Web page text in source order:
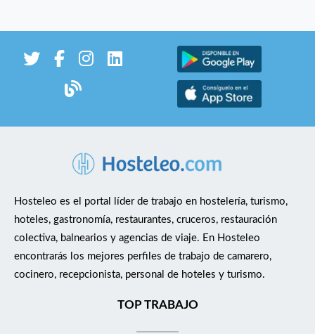
Hosteleo es el portal líder de trabajo en hostelería, turismo,
hoteles, gastronomía, restaurantes, cruceros, restauración
colectiva, balnearios y agencias de viaje. En Hosteleo
encontrarás los mejores perfiles de trabajo de camarero,
cocinero, recepcionista, personal de hoteles y turismo.
TOP TRABAJO